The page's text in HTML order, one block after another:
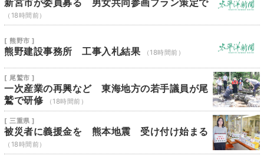
新宮市が委員募る 男女共同参画プラン策定で
（18時間前）
[ 熊野市 ]
熊野建設事務所 工事入札結果 （18時間前）
[ 尾鷲市 ]
一次産業の再興など 東海地方の若手議員が尾
鷲で研修
（18時間前）
[ 三重県 ]
被災者に義援金を 熊本地震 受け付け始まる
（18時間前）